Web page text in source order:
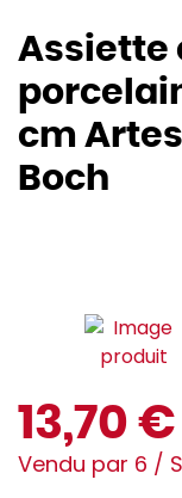
Assiette
cm
Boch
13,70
Vendu par 6 /